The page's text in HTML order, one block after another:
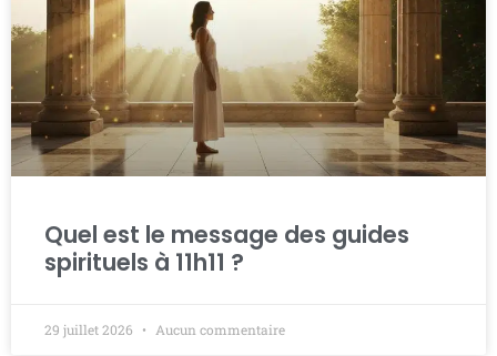
Quel est le message des guides
spirituels à 11h11 ?
29 juillet 2026 Aucun commentaire